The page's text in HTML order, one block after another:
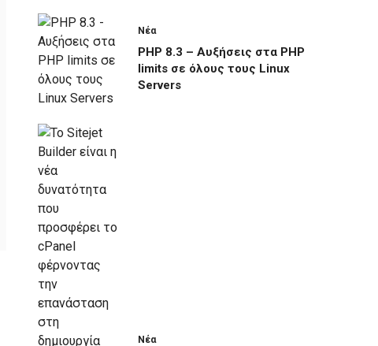
Νέα
PHP 8.3 – Αυξήσεις στα PHP
limits σε όλους τους Linux
Servers
Νέα